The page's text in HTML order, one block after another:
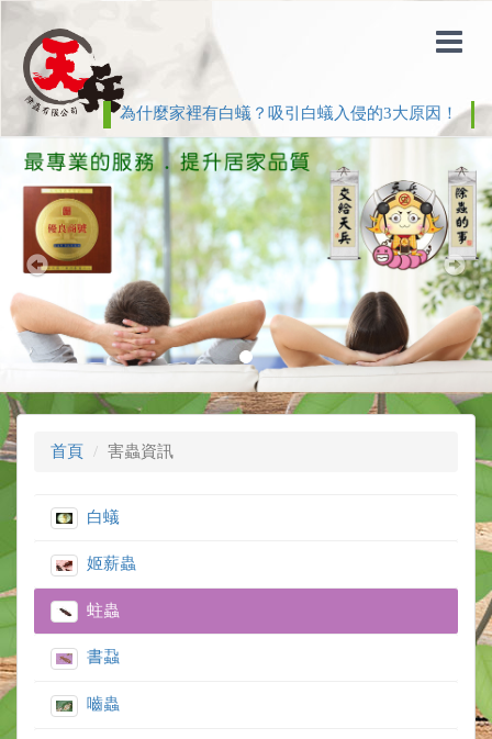
為什麼家裡有白蟻？吸引白蟻入侵的3大原因！
Previous
首頁 害蟲資訊
白蟻
姬薪蟲
蛀蟲
書蝨
嚙蟲